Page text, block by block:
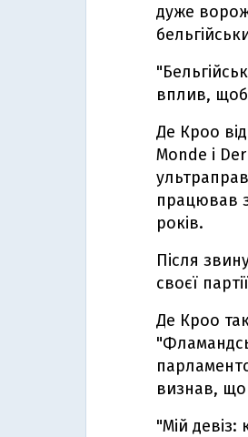
дуже
вплив, щоб
Де Кроо
Monde і
працював
років.
Після
своєї
Де Кроо
визнав, що
"Мій